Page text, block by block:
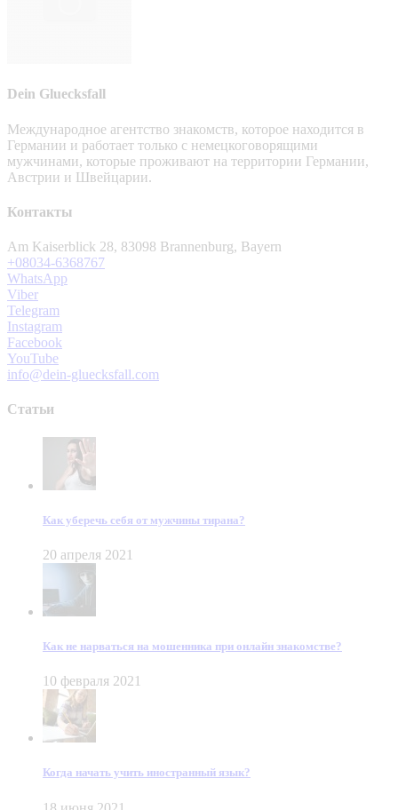
Dein Gluecksfall
Международное агентство знакомств, которое находится в
Германии и работает только с немецкоговорящими
мужчинами, которые проживают на территории Германии,
Австрии и Швейцарии.
Контакты
Am Kaiserblick 28, 83098 Brannenburg, Bayern
+08034-6368767
WhatsApp
Viber
Telegram
Instagram
Facebook
YouTube
info@dein-gluecksfall.com
Статьи
Как уберечь себя от мужчины тирана?
20 апреля 2021
Как не нарваться на мошенника при онлайн знакомстве?
10 февраля 2021
Когда начать учить иностранный язык?